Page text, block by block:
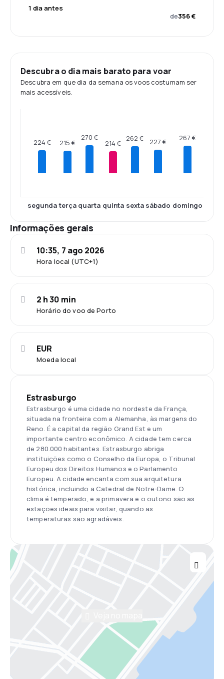
1 dia antes
de356 €
Descubra o dia mais barato para voar
Descubra em que dia da semana os voos costumam ser
mais acessíveis.
224 €
segunda
215 €
terça
270 €
quarta
214 €
quinta
262 €
sexta
227 €
sábado
267 €
domingo
Informações gerais
Hora local (UTC+1)
10:35, 7 ago 2026
Horário do voo de Porto
2 h 30 min
Moeda local
EUR
Estrasburgo
Estrasburgo é uma cidade no nordeste da França,
situada na fronteira com a Alemanha, às margens do
Reno. É a capital da região Grand Est e um
importante centro econômico. A cidade tem cerca
de 280.000 habitantes. Estrasburgo abriga
instituições como o Conselho da Europa, o Tribunal
Europeu dos Direitos Humanos e o Parlamento
Europeu. A cidade encanta com sua arquitetura
histórica, incluindo a Catedral de Notre-Dame. O
clima é temperado, e a primavera e o outono são as
estações ideais para visitar, quando as
temperaturas são agradáveis.